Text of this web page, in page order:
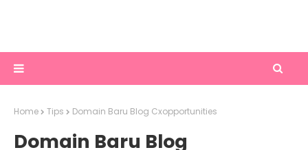
Home Tips Domain Baru Blog Cxopportunities
Domain Baru Blog